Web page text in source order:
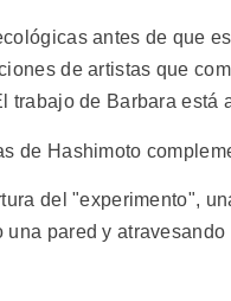
antes de que
de artistas que
trabajo de Barbara está
de Hashimoto
del "experimento",
pared y